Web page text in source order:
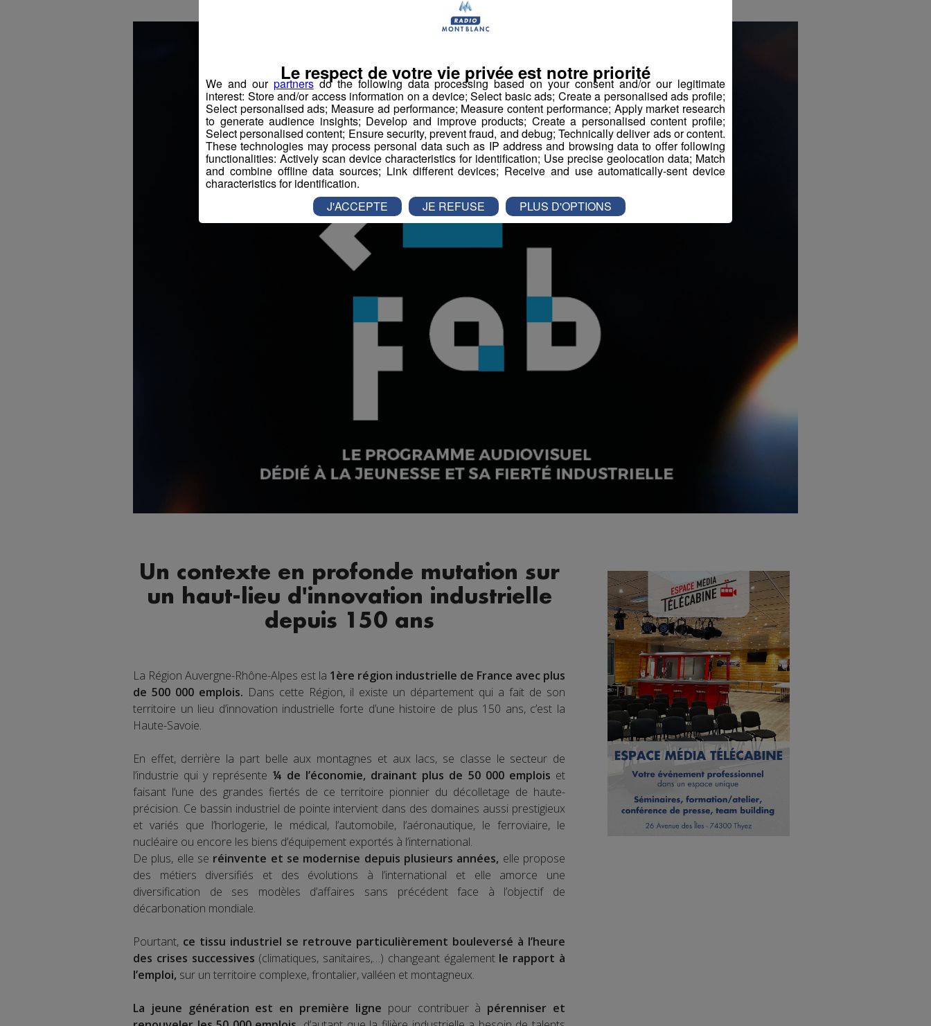
Un contexte en profonde mutation sur
un haut-lieu d'innovation industrielle
depuis 150 ans
La Région Auvergne-Rhône-Alpes est la 1ère région industrielle de France avec plus
de 500 000 emplois. Dans cette Région, il existe un département qui a fait de son
territoire un lieu d’innovation industrielle forte d’une histoire de plus 150 ans, c’est la
Haute-Savoie.
En effet, derrière la part belle aux montagnes et aux lacs, se classe le secteur de
l’industrie qui y représente ¼ de l’économie, drainant plus de 50 000 emplois et
faisant l’une des grandes fiertés de ce territoire pionnier du décolletage de haute-
précision. Ce bassin industriel de pointe intervient dans des domaines aussi prestigieux
et variés que l’horlogerie, le médical, l’automobile, l’aéronautique, le ferroviaire, le
nucléaire ou encore les biens d’équipement exportés à l’international.
De plus, elle se réinvente et se modernise depuis plusieurs années, elle propose
des métiers diversifiés et des évolutions à l’international et elle amorce une
diversification de ses modèles d’affaires sans précédent face à l’objectif de
décarbonation mondiale.
Pourtant, ce tissu industriel se retrouve particulièrement bouleversé à l’heure
des crises successives (climatiques, sanitaires,…) changeant égalementle rapport à
l’emploi, sur un territoire complexe, frontalier, valléen et montagneux.
La jeune génération est en première ligne pour contribuer à pérenniser et
We and our partnersdo the following data processing based on your consent and/or our legitimate
interest: Store and/or access information on a device; Select basic ads; Create a personalised ads profile;
Select personalised ads; Measure ad performance; Measure content performance; Apply market research
to generate audience insights; Develop and improve products; Create a personalised content profile;
Select personalised content; Ensure security, prevent fraud, and debug; Technically deliver ads or content.
These technologies may process personal data such as IP address and browsing data to offer following
functionalities: Actively scan device characteristics for identification; Use precise geolocation data; Match
and combine offline data sources; Link different devices; Receive and use automatically-sent device
characteristics for identification.
Le respect de votre vie privée est notre priorité
J'ACCEPTE JE REFUSE PLUS D'OPTIONS